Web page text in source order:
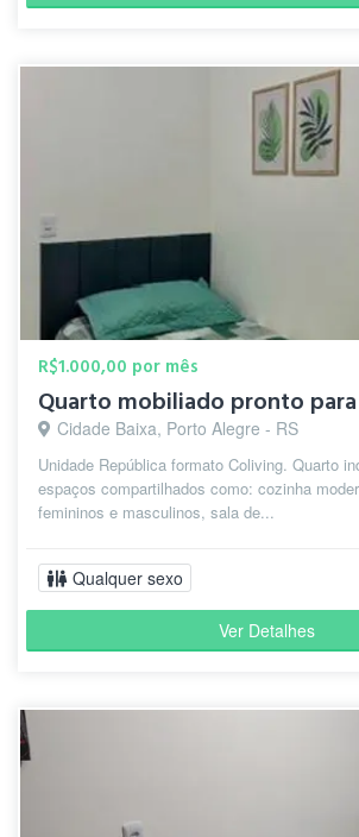
R$1.000,00 por mês
Cidade Baixa, Porto Alegre - RS
Unidade República formato Coliving. Quarto
espaços compartilhados como: cozinha
femininos e masculinos, sala de...
Qualquer sexo
Ver Detalhes